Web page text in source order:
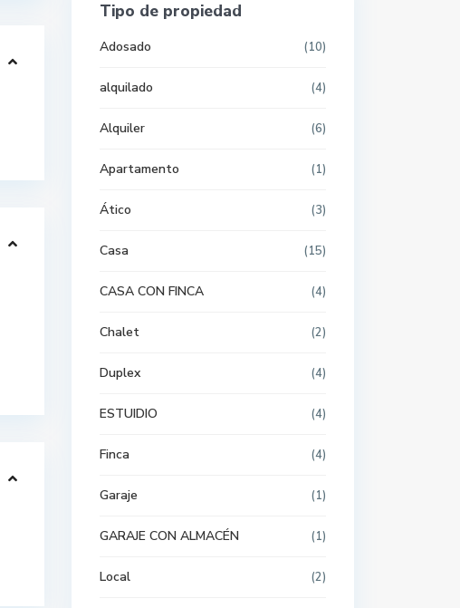
Tipo de propiedad
Adosado (10)
alquilado (4)
Alquiler (6)
Apartamento (1)
Ático (3)
Casa (15)
CASA CON FINCA (4)
Chalet (2)
Duplex (4)
ESTUIDIO (4)
Finca (4)
Garaje (1)
GARAJE CON ALMACÉN (1)
Local (2)